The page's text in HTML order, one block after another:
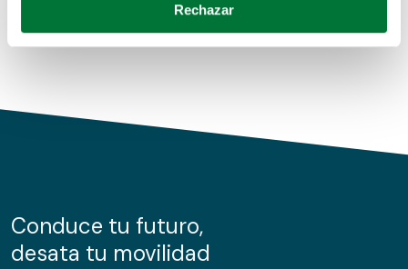
Obtenga más información sobre cómo se procesan sus
de cookies.
información sobre el uso que haga del sitio web con
nuestros partners de redes sociales, publicidad y análisis
Rechazar
Conduce tu futuro,
desata tu movilidad